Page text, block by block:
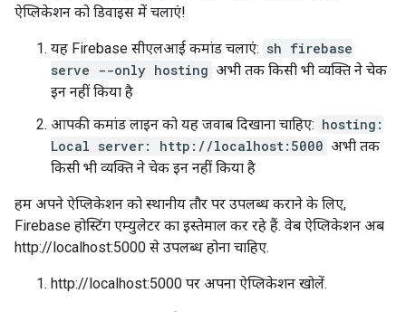
ऐप्लिकेशन को डिवाइस में चलाएं!
यह Firebase सीएलआई कमांड चलाएं: sh firebase
serve --only hosting अभी तक किसी भी व्यक्ति ने चेक
इन नहीं किया है
आपकी कमांड लाइन को यह जवाब दिखाना चाहिए: hosting:
Local server: http://localhost:5000 अभी तक
किसी भी व्यक्ति ने चेक इन नहीं किया है
हम अपने ऐप्लिकेशन को स्थानीय तौर पर उपलब्ध कराने के लिए,
Firebase होस्टिंग एम्युलेटर का इस्तेमाल कर रहे हैं. वेब ऐप्लिकेशन अब
http://localhost:5000 से उपलब्ध होना चाहिए.
http://localhost:5000 पर अपना ऐप्लिकेशन खोलें.